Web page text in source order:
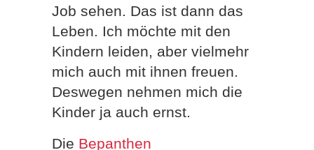
Job sehen. Das ist dann das
Leben. Ich möchte mit den
Kindern leiden, aber vielmehr
mich auch mit ihnen freuen.
Deswegen nehmen mich die
Kinder ja auch ernst.
Die Bepanthen